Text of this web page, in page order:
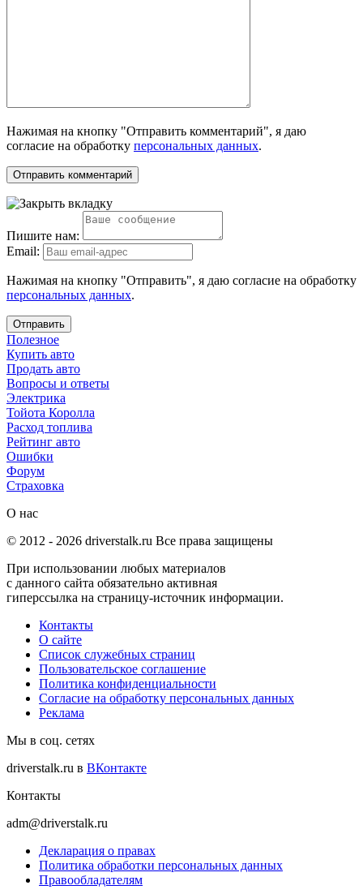
Нажимая на кнопку "Отправить комментарий", я даю
согласие на обработку персональных данных.
Пишите нам:
Email:
Нажимая на кнопку "Отправить", я даю согласие на обработку
персональных данных.
Отправить
Полезное
Купить авто
Продать авто
Вопросы и ответы
Электрика
Тойота Королла
Расход топлива
Рейтинг авто
Ошибки
Форум
Страховка
О нас
© 2012 - 2026 driverstalk.ru Все права защищены
При использовании любых материалов
с данного сайта обязательно активная
гиперссылка на страницу-источник информации.
Контакты
О сайте
Список служебных страниц
Пользовательское соглашение
Политика конфиденциальности
Согласие на обработку персональных данных
Реклама
Мы в соц. сетях
driverstalk.ru в ВКонтакте
Контакты
adm@driverstalk.ru
Декларация о правах
Политика обработки персональных данных
Правообладателям